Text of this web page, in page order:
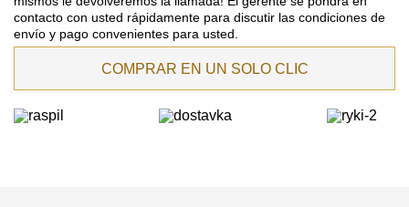
contacto con usted rápidamente para discutir las condiciones de
envío y pago convenientes para usted.
COMPRAR EN UN SOLO CLIC